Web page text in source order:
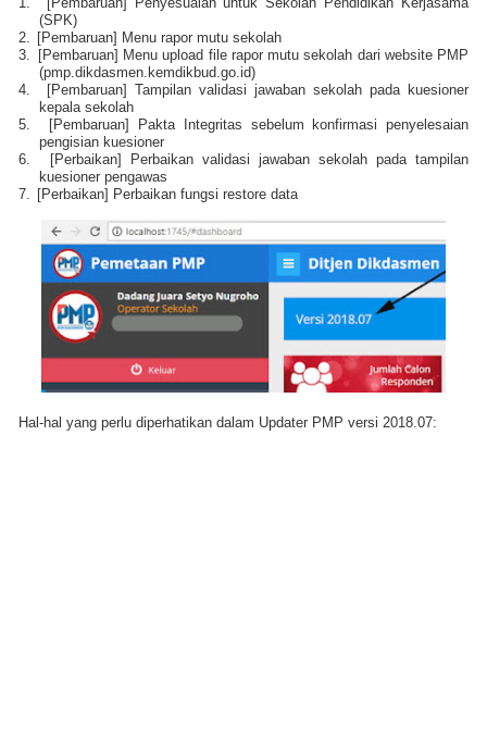
(SPK)
2.
[Pembaruan] Menu rapor mutu sekolah
3.
[Pembaruan] Menu upload file rapor mutu sekolah dari website PMP
(pmp.dikdasmen.kemdikbud.go.id)
4.
[Pembaruan] Tampilan validasi jawaban sekolah pada kuesioner
kepala sekolah
5.
[Pembaruan] Pakta Integritas sebelum konfirmasi penyelesaian
pengisian kuesioner
6.
[Perbaikan] Perbaikan validasi jawaban sekolah pada tampilan
kuesioner pengawas
7.
[Perbaikan] Perbaikan fungsi restore data
Hal-hal yang perlu diperhatikan dalam Updater PMP versi 2018.07: